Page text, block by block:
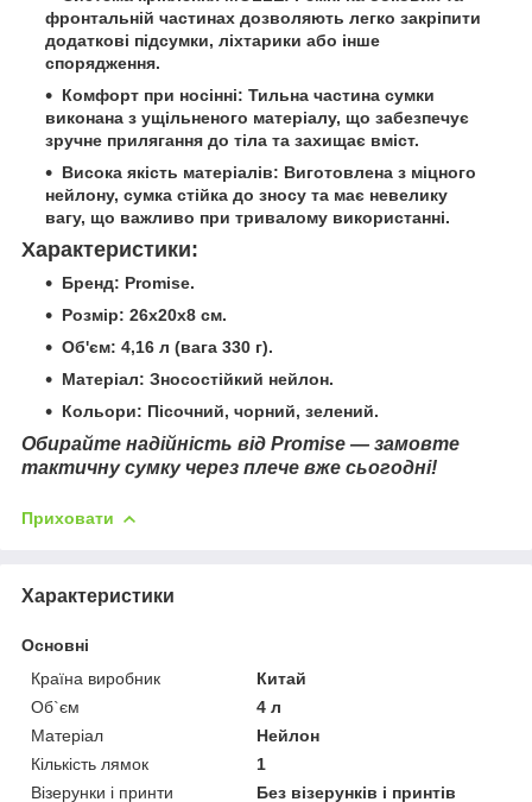
фронтальній частинах дозволяють легко закріпити
додаткові підсумки, ліхтарики або інше
спорядження.
Комфорт при носінні: Тильна частина сумки
виконана з ущільненого матеріалу, що забезпечує
зручне прилягання до тіла та захищає вміст.
Висока якість матеріалів: Виготовлена з міцного
нейлону, сумка стійка до зносу та має невелику
вагу, що важливо при тривалому використанні.
Характеристики:
Бренд: Promise.
Розмір: 26x20x8 см.
Об'єм: 4,16 л (вага 330 г).
Матеріал: Зносостійкий нейлон.
Кольори: Пісочний, чорний, зелений.
Обирайте надійність від Promise — замовте
тактичну сумку через плече вже сьогодні!
Приховати
Характеристики
Основні
Країна виробник
Китай
Об`єм
4 л
Матеріал
Нейлон
Кількість лямок
1
Візерунки і принти
Без візерунків і принтів